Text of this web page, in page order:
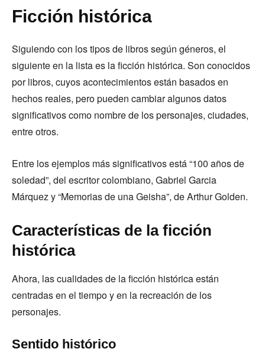
Ficción histórica
Siguiendo con los tipos de libros según géneros, el
siguiente en la lista es la ficción histórica. Son conocidos
por libros, cuyos acontecimientos están basados en
hechos reales, pero pueden cambiar algunos datos
significativos como nombre de los personajes, ciudades,
entre otros.
Entre los ejemplos más significativos está “100 años de
soledad”, del escritor colombiano, Gabriel Garcia
Márquez y “Memorias de una Geisha”, de Arthur Golden.
Características de la ficción
histórica
Ahora, las cualidades de la ficción histórica están
centradas en el tiempo y en la recreación de los
personajes.
Sentido histórico